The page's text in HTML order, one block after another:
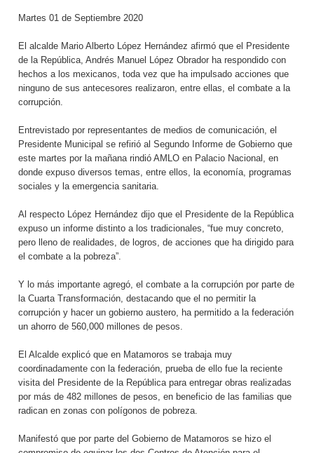
Martes 01 de Septiembre 2020
El alcalde Mario Alberto López Hernández afirmó que el Presidente
de la República, Andrés Manuel López Obrador ha respondido con
hechos a los mexicanos, toda vez que ha impulsado acciones que
ninguno de sus antecesores realizaron, entre ellas, el combate a la
corrupción.
Entrevistado por representantes de medios de comunicación, el
Presidente Municipal se refirió al Segundo Informe de Gobierno que
este martes por la mañana rindió AMLO en Palacio Nacional, en
donde expuso diversos temas, entre ellos, la economía, programas
sociales y la emergencia sanitaria.
Al respecto López Hernández dijo que el Presidente de la República
expuso un informe distinto a los tradicionales, “fue muy concreto,
pero lleno de realidades, de logros, de acciones que ha dirigido para
el combate a la pobreza”.
Y lo más importante agregó, el combate a la corrupción por parte de
la Cuarta Transformación, destacando que el no permitir la
corrupción y hacer un gobierno austero, ha permitido a la federación
un ahorro de 560,000 millones de pesos.
El Alcalde explicó que en Matamoros se trabaja muy
coordinadamente con la federación, prueba de ello fue la reciente
visita del Presidente de la República para entregar obras realizadas
por más de 482 millones de pesos, en beneficio de las familias que
radican en zonas con polígonos de pobreza.
Manifestó que por parte del Gobierno de Matamoros se hizo el